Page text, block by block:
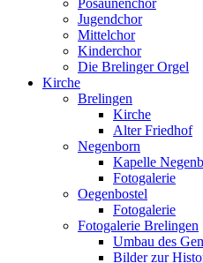
Jugendchor
Mittelchor
Kinderchor
Die Brelinger Orgel
Kirche
Brelingen
Kirche
Alter Friedhof
Negenborn
Kapelle
Fotogalerie
Oegenbostel
Fotogalerie
Fotogalerie Brelingen
Umbau des
Bilder zur